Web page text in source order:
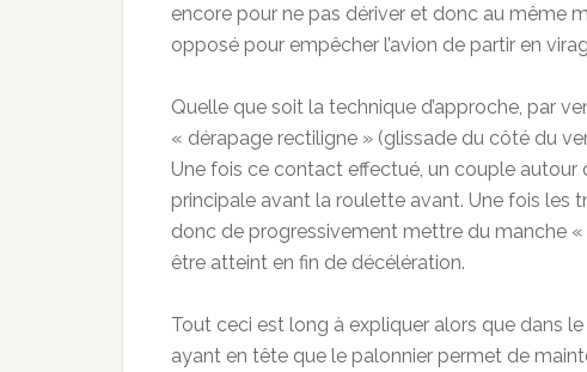
encore pour ne pas dériver et donc au même
opposé pour empêcher l’avion de partir en
Quelle que soit la technique d’approche, par
« dérapage rectiligne » (glissade du côté du
Une fois ce contact effectué, un couple autour
principale avant la roulette avant. Une fois les
donc de progressivement mettre du manche
être atteint en fin de décélération.
Tout ceci est long à expliquer alors que dans
ayant en tête que le palonnier permet de